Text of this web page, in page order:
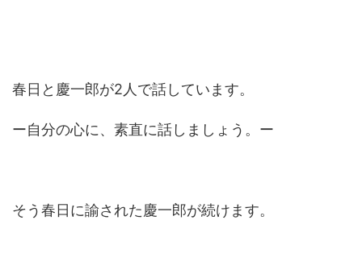
春日と慶一郎が2人で話しています。
ー自分の心に、素直に話しましょう。ー
そう春日に諭された慶一郎が続けます。